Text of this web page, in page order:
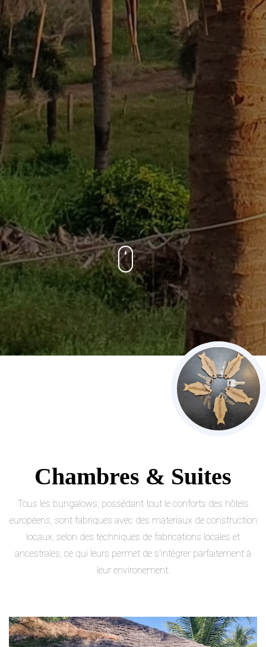
Chambres & Suites
Tous les bungalows, possédant tout le conforts des hôtels
européens, sont fabriqués avec des materiaux de construction
locaux, selon des techniques de fabrications locales et
ancestrales, ce qui leurs permet de s'intégrer parfaitement à
leur environement.